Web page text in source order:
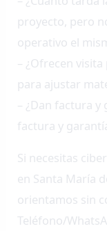
proyecto, pero
operativo el
– ¿Ofrecen
para ajustar
– ¿Dan factura y
factura y
Si necesitas
en Santa María
orientamos sin
Teléfono/